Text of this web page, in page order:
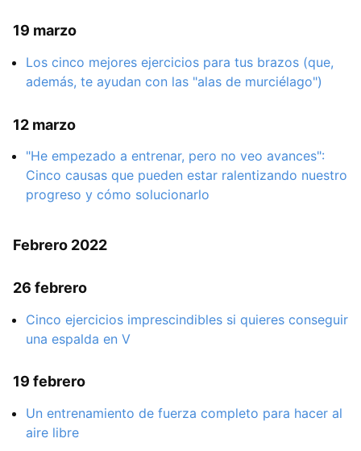
19 marzo
Los cinco mejores ejercicios para tus brazos (que,
además, te ayudan con las "alas de murciélago")
12 marzo
"He empezado a entrenar, pero no veo avances":
Cinco causas que pueden estar ralentizando nuestro
progreso y cómo solucionarlo
Febrero 2022
26 febrero
Cinco ejercicios imprescindibles si quieres conseguir
una espalda en V
19 febrero
Un entrenamiento de fuerza completo para hacer al
aire libre